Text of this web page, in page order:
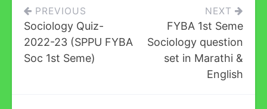
Post
Navigation
PREVIOUS
Sociology Quiz-
2022-23 (SPPU FYBA
Soc 1st Seme)
NEXT
FYBA 1st Seme
Sociology question
set in Marathi &
English